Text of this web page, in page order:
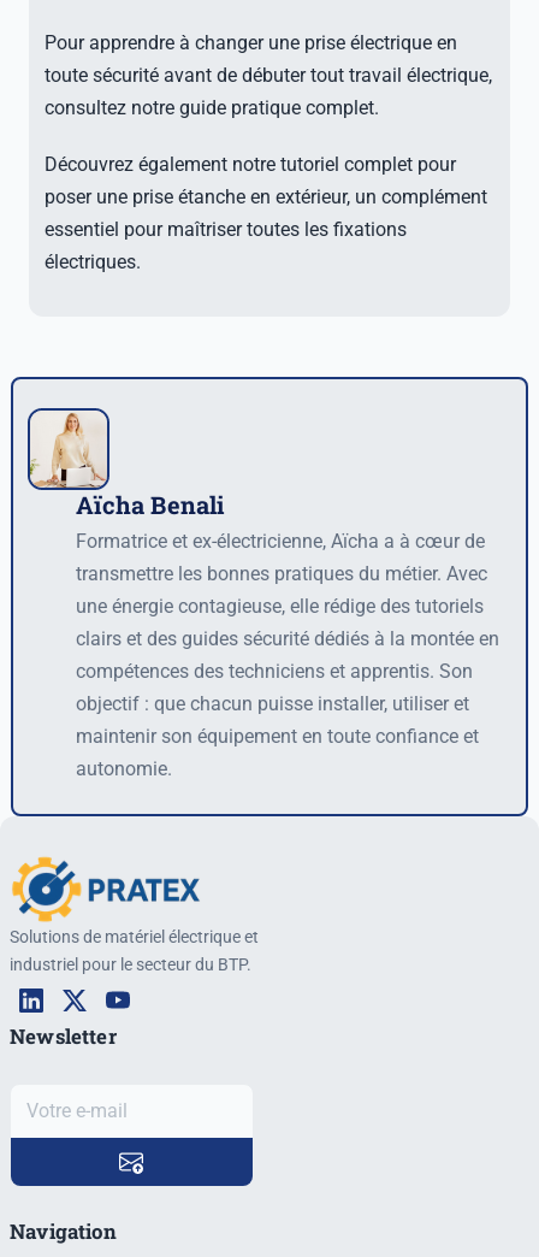
Pour apprendre à changer une prise électrique en
toute sécurité avant de débuter tout travail électrique,
consultez notre guide pratique complet.
Découvrez également notre tutoriel complet pour
poser une prise étanche en extérieur, un complément
essentiel pour maîtriser toutes les fixations
électriques.
AuteurAïcha Benali
Formatrice et ex-électricienne, Aïcha a à cœur de
transmettre les bonnes pratiques du métier. Avec
une énergie contagieuse, elle rédige des tutoriels
clairs et des guides sécurité dédiés à la montée en
compétences des techniciens et apprentis. Son
objectif : que chacun puisse installer, utiliser et
maintenir son équipement en toute confiance et
autonomie.
Solutions de matériel électrique et
industriel pour le secteur du BTP.
Navigation
Newsletter